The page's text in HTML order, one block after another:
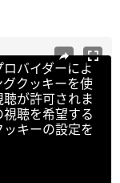
バイダーによ
クッキーを使
が許可されま
聴を希望する
キーの設定を